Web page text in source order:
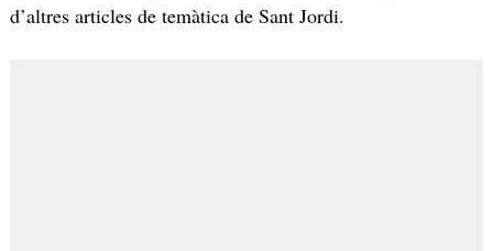
d’altres articles de temàtica de Sant Jordi.